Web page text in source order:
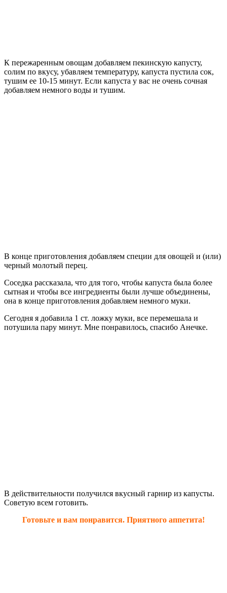
К пережаренным овощам добавляем пекинскую капусту,
солим по вкусу, убавляем температуру, капуста пустила сок,
тушим ее 10-15 минут. Если капуста у вас не очень сочная
добавляем немного воды и тушим.
В конце приготовления добавляем специи для овощей и (или)
черный молотый перец.
Соседка рассказала, что для того, чтобы капуста была более
сытная и чтобы все ингредиенты были лучше объединены,
она в конце приготовления добавляем немного муки.
Сегодня я добавила 1 ст. ложку муки, все перемешала и
потушила пару минут. Мне понравилось, спасибо Анечке.
В действительности получился вкусный гарнир из капусты.
Советую всем готовить.
Готовьте и вам понравится. Приятного аппетита!